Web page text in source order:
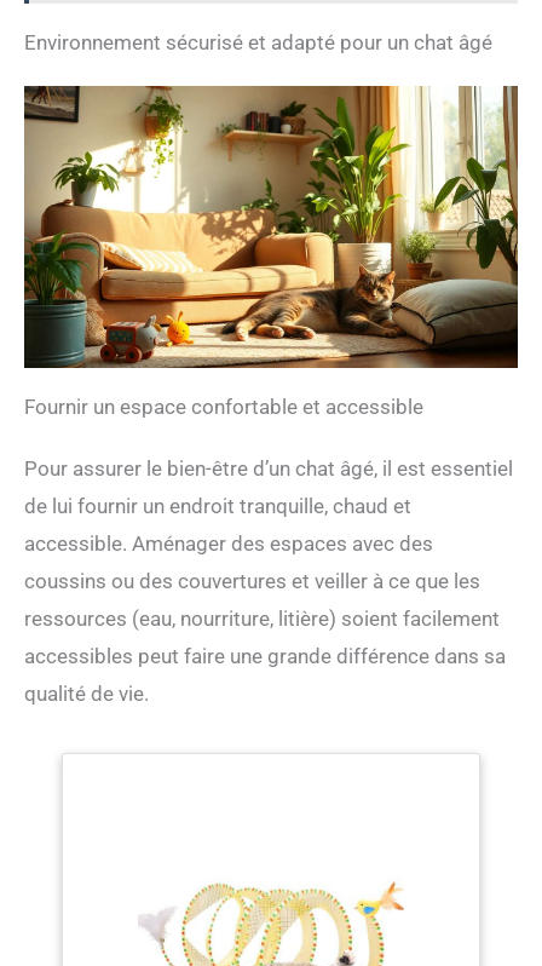
Environnement sécurisé et adapté pour un chat âgé
Fournir un espace confortable et accessible
Pour assurer le bien-être d’un chat âgé, il est essentiel
de lui fournir un endroit tranquille, chaud et
accessible. Aménager des espaces avec des
coussins ou des couvertures et veiller à ce que les
ressources (eau, nourriture, litière) soient facilement
accessibles peut faire une grande différence dans sa
qualité de vie.